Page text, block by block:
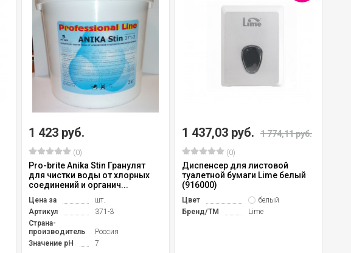
1 423 руб.
(0)
Pro-brite Anika Stin Гранулят
для чистки воды от хлорных
соединений и органич...
Цена за
шт.
Артикул
371-3
Страна-
производитель
Россия
Значение pH
7
1 437,03 руб. 1 774,11 руб.
(0)
Диспенсер для листовой
туалетной бумаги Lime белый
(916000)
Цвет
белый
Бренд/TM
Lime